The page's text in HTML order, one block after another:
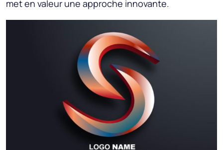
met en valeur une approche innovante.